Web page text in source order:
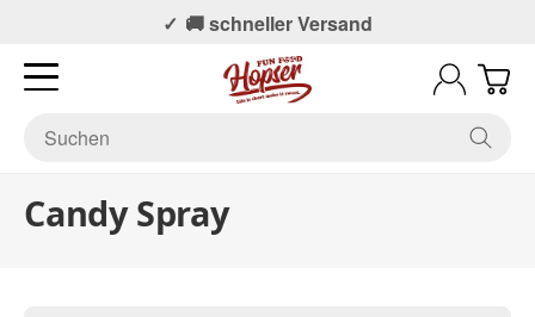
📞 Persönlicher Support🚚 schneller Versand
Candy Spray